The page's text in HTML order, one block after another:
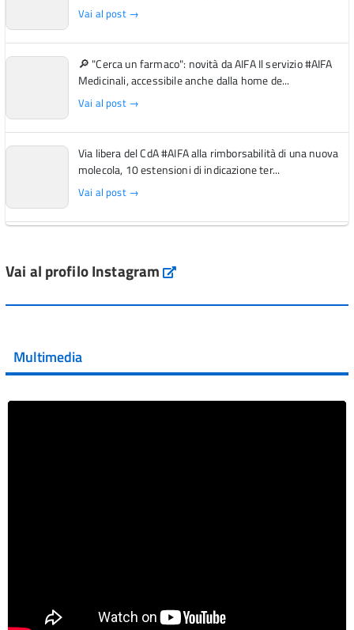
Vai al post →
🔎 "Cerca un farmaco": novità da AIFA Il servizio #AIFA
Medicinali, accessibile anche dalla home de...
Vai al post →
Via libera del CdA #AIFA alla rimborsabilità di una nuova
molecola, 10 estensioni di indicazione ter...
Vai al post →
Vai al post →
Vai al post →
Vai al profilo Instagram Instagram
Multimedia